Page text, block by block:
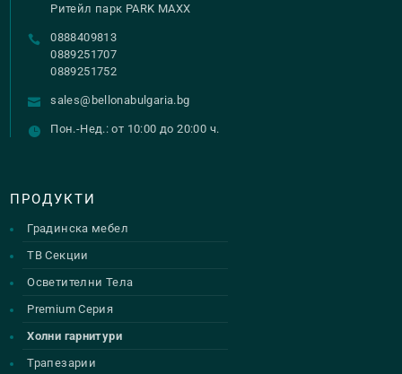
Ритейл парк PARK MAXX
0888409813
0889251707
0889251752
sales@bellonabulgaria.bg
Пон.-Нед.: от 10:00 до 20:00 ч.
ПРОДУКТИ
Градинска мебел
ТВ Секции
Осветителни Тела
Premium Серия
Холни гарнитури
Трапезарии